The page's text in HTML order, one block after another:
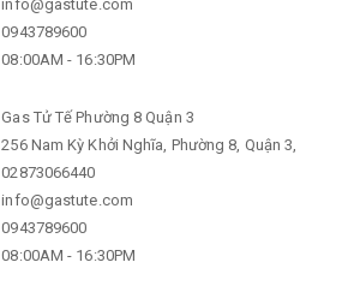
info@gastute.com
0943789600
08:00AM - 16:30PM
Gas Tử Tế Phường 8 Quận 3
256 Nam Kỳ Khởi Nghĩa, Phường 8, Quận 3,
02873066440
info@gastute.com
0943789600
08:00AM - 16:30PM